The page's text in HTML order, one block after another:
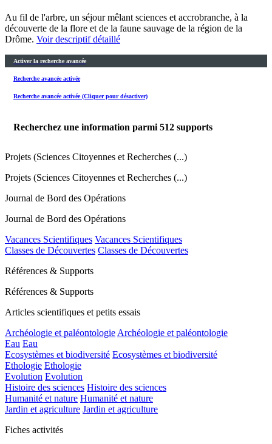
Au fil de l'arbre, un séjour mêlant sciences et accrobranche, à la
découverte de la flore et de la faune sauvage de la région de la
Drôme. Voir descriptif détaillé
Activer la recherche avancée
Recherche avancée activée
Recherche avancée activée (Cliquer pour désactiver)
Recherchez une information parmi 512 supports
Projets (Sciences Citoyennes et Recherches (...)
Projets (Sciences Citoyennes et Recherches (...)
Journal de Bord des Opérations
Journal de Bord des Opérations
Vacances Scientifiques Vacances Scientifiques
Classes de Découvertes Classes de Découvertes
Références & Supports
Références & Supports
Articles scientifiques et petits essais
Archéologie et paléontologie Archéologie et paléontologie
Eau Eau
Ecosystèmes et biodiversité Ecosystèmes et biodiversité
Ethologie Ethologie
Evolution Evolution
Histoire des sciences Histoire des sciences
Humanité et nature Humanité et nature
Jardin et agriculture Jardin et agriculture
Fiches activités